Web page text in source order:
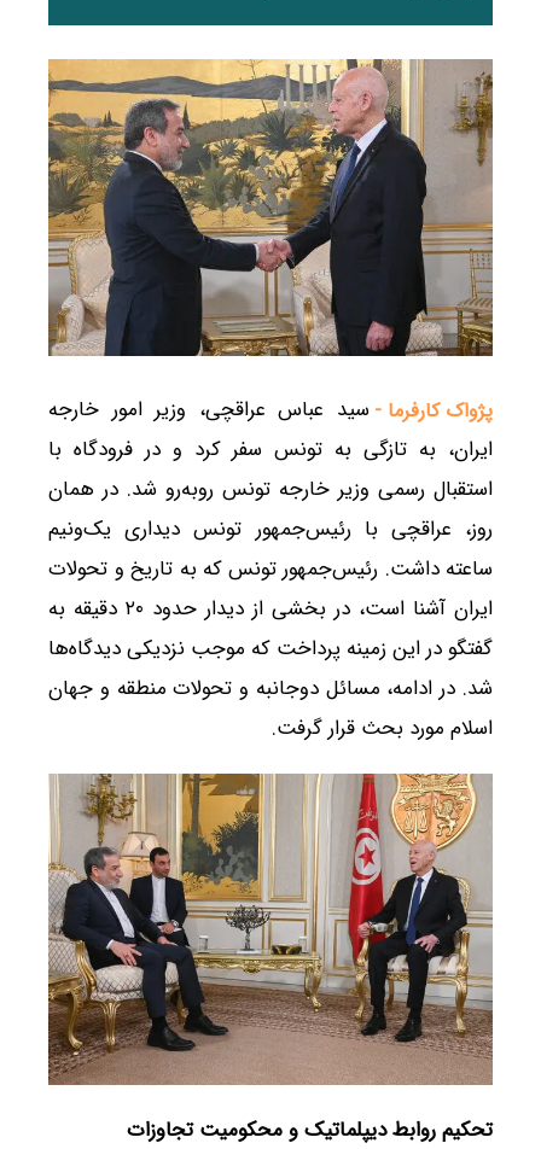
پژواک کارفرما - سید عباس عراقچی، وزیر امور خارجه
ایران، به تازگی به تونس سفر کرد و در فرودگاه با
استقبال رسمی وزیر خارجه تونس روبه‌رو شد. در همان
روز، عراقچی با رئیس‌جمهور تونس دیداری یک‌ونیم
ساعته داشت. رئیس‌جمهور تونس که به تاریخ و تحولات
ایران آشنا است، در بخشی از دیدار حدود ۲۰ دقیقه به
گفتگو در این زمینه پرداخت که موجب نزدیکی دیدگاه‌ها
شد. در ادامه، مسائل دوجانبه و تحولات منطقه و جهان
اسلام مورد بحث قرار گرفت.
تحکیم روابط دیپلماتیک و محکومیت تجاوزات